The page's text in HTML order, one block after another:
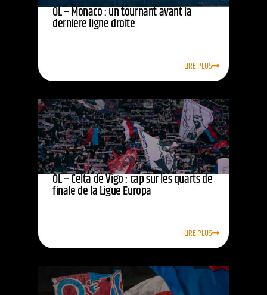
OL – Monaco : un tournant avant la
dernière ligne droite
LIRE PLUS
OL – Celta de Vigo : cap sur les quarts de
finale de la Ligue Europa
LIRE PLUS